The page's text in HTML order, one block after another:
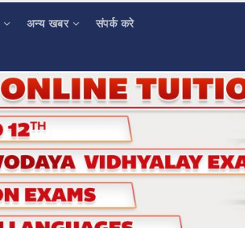
अन्य खबर
संपर्क करे